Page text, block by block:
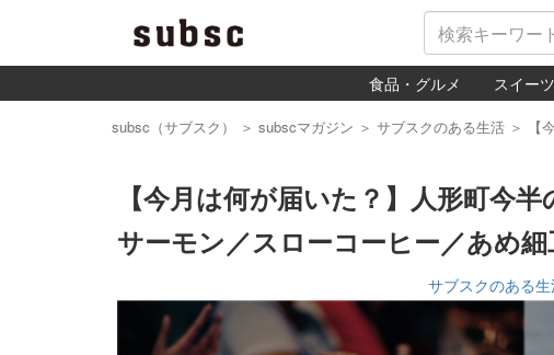
食品・グルメ スイー
subsc（サブスク） ＞ subscマガジン ＞ サブスクのある生活 ＞ 【
【今月は何が届いた？】人形町今
サーモン／スローコーヒー／あめ
サブスクのある